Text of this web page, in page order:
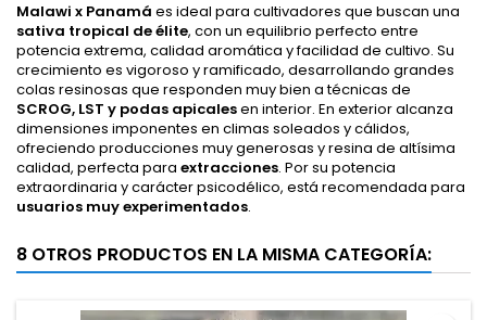
Malawi x Panamá es ideal para cultivadores que buscan una
sativa tropical de élite, con un equilibrio perfecto entre
potencia extrema, calidad aromática y facilidad de cultivo. Su
crecimiento es vigoroso y ramificado, desarrollando grandes
colas resinosas que responden muy bien a técnicas de
SCROG, LST y podas apicalesen interior. En exterior alcanza
dimensiones imponentes en climas soleados y cálidos,
ofreciendo producciones muy generosas y resina de altísima
calidad, perfecta para extracciones. Por su potencia
extraordinaria y carácter psicodélico, está recomendada para
usuarios muy experimentados.
8 OTROS PRODUCTOS EN LA MISMA CATEGORÍA: